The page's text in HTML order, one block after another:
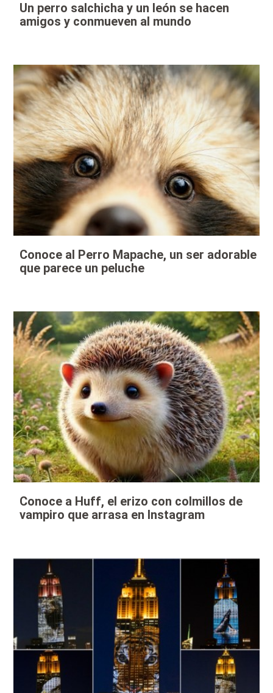
Un perro salchicha y un león se hacen
amigos y conmueven al mundo
Conoce al Perro Mapache, un ser adorable
que parece un peluche
Conoce a Huff, el erizo con colmillos de
vampiro que arrasa en Instagram